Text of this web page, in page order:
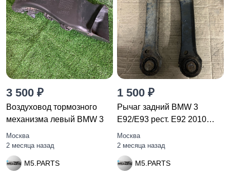
3 500 ₽
Воздуховод тормозного
механизма левый BMW 3
Москва
2 месяца назад
M5.PARTS
1 500 ₽
Рычаг задний BMW 3
E92/E93 рест. E92 2010
2409890
Москва
2 месяца назад
M5.PARTS